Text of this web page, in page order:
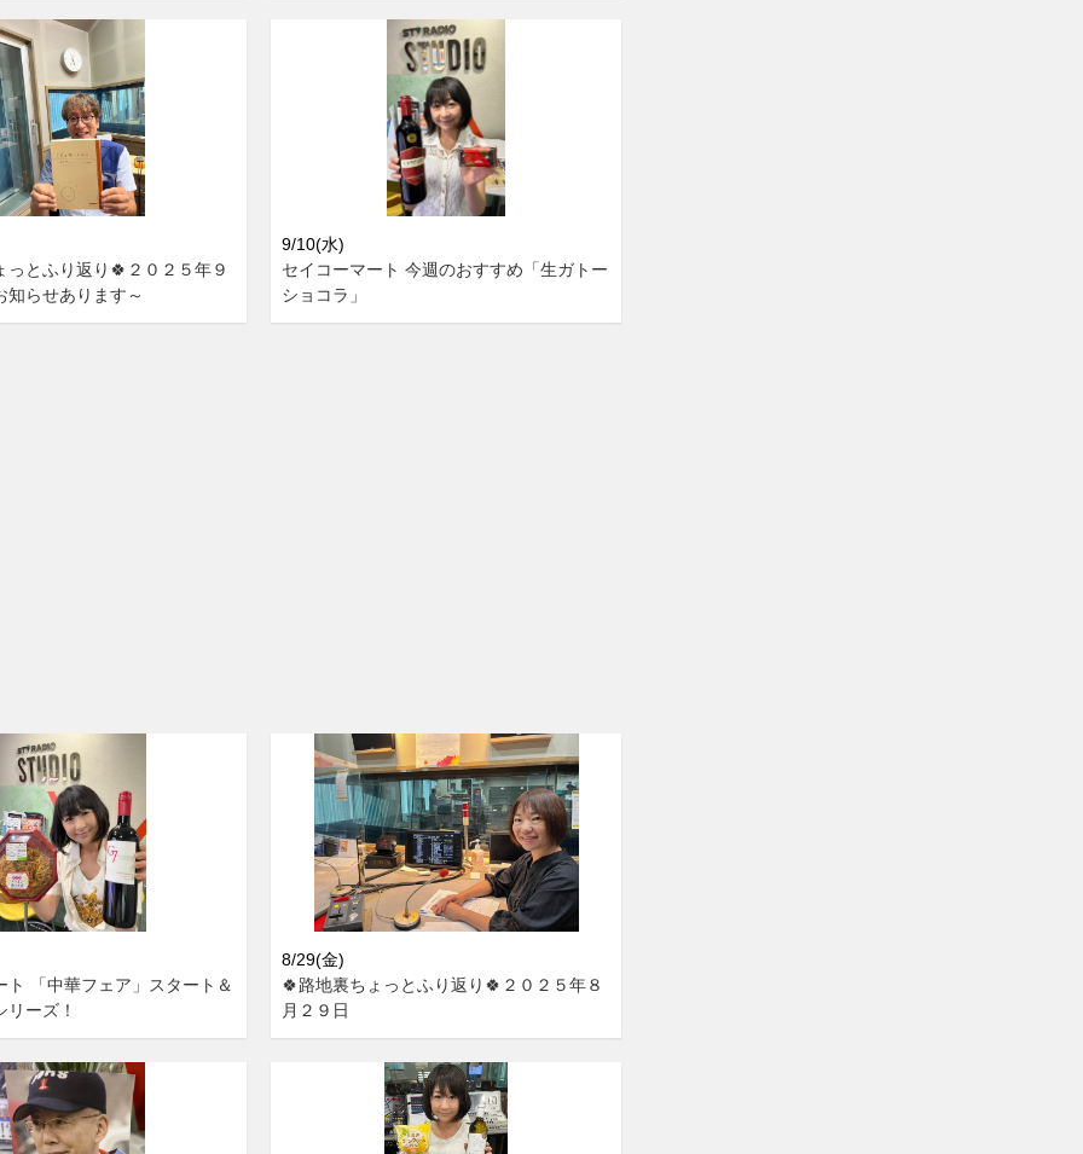
っとふり返り🍀２０２５年９
知らせあります～
9/10(水)
セイコーマート 今週のおすすめ「生ガトー
ショコラ」
ト 「中華フェア」スタート＆
ーズ！
8/29(金)
🍀路地裏ちょっとふり返り🍀２０２５年８
月２９日